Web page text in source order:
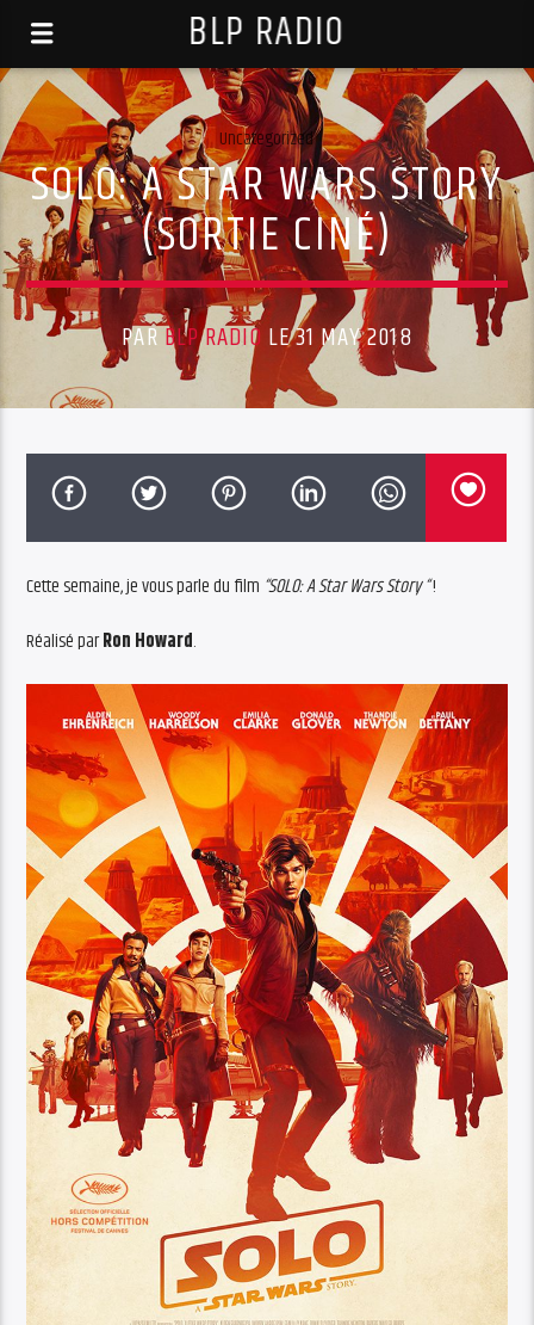
BLP RADIO
Uncategorized
SOLO: A STAR WARS STORY
(SORTIE CINÉ)
PARBLP RADIO LE 31 MAY 2018
Cette semaine, je vous parle du film “SOLO: A Star Wars Story “!
Réalisé parRon Howard.